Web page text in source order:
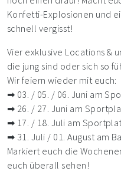
Konfetti-Explosionen und
schnell vergisst!
Vier exklusive Locations &
die jung sind oder sich so
Wir feiern wieder mit euch:
➡ 03. / 05. / 06. Juni am
➡ 26. / 27. Juni am
➡ 17. / 18. Juli am
➡ 31. Juli / 01. August am
Markiert euch die
euch überall sehen!